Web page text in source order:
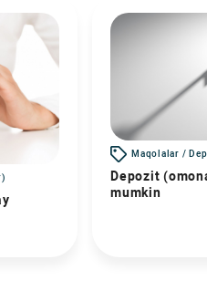
Maqolalar /
Depozit
mumkin